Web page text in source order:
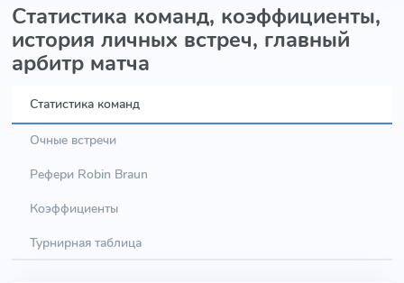
Статистика команд, коэффициенты,
история личных встреч, главный
арбитр матча
Статистика команд
Очные встречи
Рефери Robin Braun
Коэффициенты
Турнирная таблица